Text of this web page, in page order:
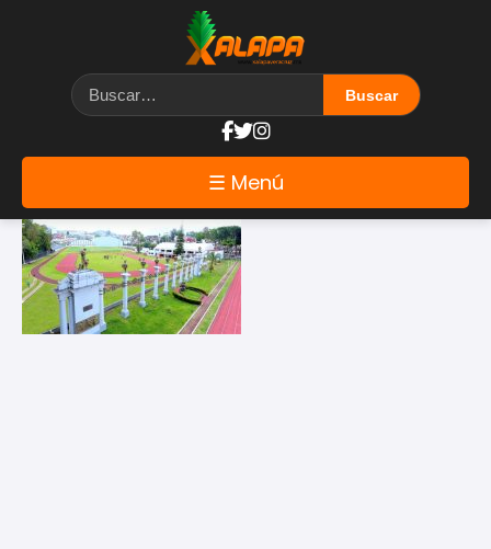
☰ Menú
Etiqueta: araucaria